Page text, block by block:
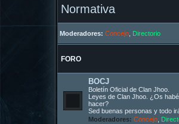
Normativa
Moderadores: Concejo Directorio
FORO
BOCJ
Boletín Oficial de Clan Jhoo.
Leyes de Clan Jhoo. ¿Os
hacer?
Sed buenas personas y todo
Moderadores: Concejo